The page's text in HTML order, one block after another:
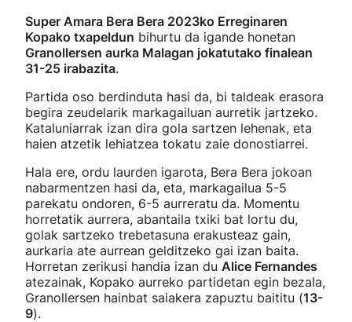
Super Amara Bera Bera 2023ko Erreginaren
Kopako txapeldun bihurtu da igande honetan
Granollersen aurka Malagan jokatutako finalean
31-25 irabazita.
Partida oso berdinduta hasi da, bi taldeak erasora
begira zeudelarik markagailuan aurretik jartzeko.
Kataluniarrak izan dira gola sartzen lehenak, eta
haien atzetik lehiatzea tokatu zaie donostiarrei.
Hala ere, ordu laurden igarota, Bera Bera jokoan
nabarmentzen hasi da, eta, markagailua 5-5
parekatu ondoren, 6-5 aurreratu da. Momentu
horretatik aurrera, abantaila txiki bat lortu du,
golak sartzeko trebetasuna erakusteaz gain,
aurkaria ate aurrean gelditzeko gai izan baita.
Horretan zerikusi handia izan du Alice Fernandes
atezainak, Kopako aurreko partidetan egin bezala,
Granollersen hainbat saiakera zapuztu baititu (13-
9).